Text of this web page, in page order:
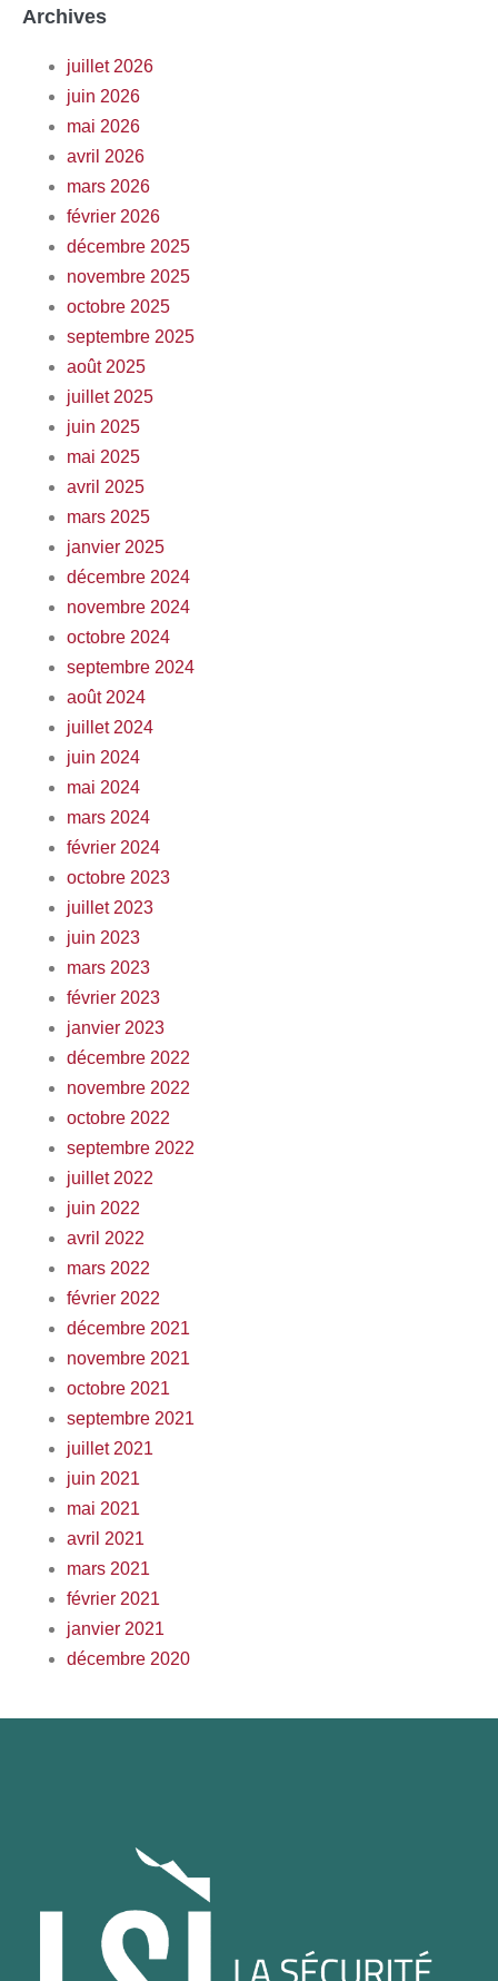
Archives
juillet 2026
juin 2026
mai 2026
avril 2026
mars 2026
février 2026
décembre 2025
novembre 2025
octobre 2025
septembre 2025
août 2025
juillet 2025
juin 2025
mai 2025
avril 2025
mars 2025
janvier 2025
décembre 2024
novembre 2024
octobre 2024
septembre 2024
août 2024
juillet 2024
juin 2024
mai 2024
mars 2024
février 2024
octobre 2023
juillet 2023
juin 2023
mars 2023
février 2023
janvier 2023
décembre 2022
novembre 2022
octobre 2022
septembre 2022
juillet 2022
juin 2022
avril 2022
mars 2022
février 2022
décembre 2021
novembre 2021
octobre 2021
septembre 2021
juillet 2021
juin 2021
mai 2021
avril 2021
mars 2021
février 2021
janvier 2021
décembre 2020